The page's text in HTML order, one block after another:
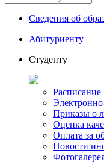
Сведения об
Абитуриенту
Студенту
Расписание
Приказы о
Оценка
Оплата за
Новости